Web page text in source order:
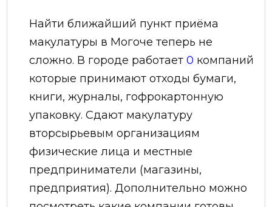
Найти ближайший пункт приёма
макулатуры в Могоче теперь не
сложно. В городе работает 0 компаний
которые принимают отходы бумаги,
книги, журналы, гофрокартонную
упаковку. Сдают макулатуру
вторсырьевым организациям
физические лица и местные
предприниматели (магазины,
предприятия). Дополнительно можно